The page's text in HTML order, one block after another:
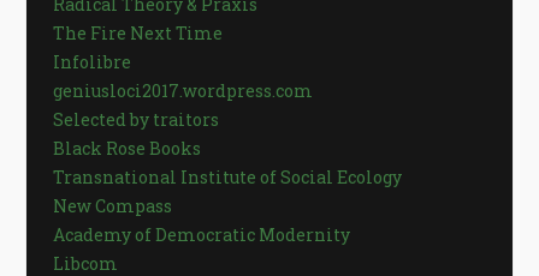
The Fire Next Time
Infolibre
geniusloci2017.wordpress.com
Selected by traitors
Black Rose Books
Transnational Institute of Social Ecology
New Compass
Academy of Democratic Modernity
Libcom